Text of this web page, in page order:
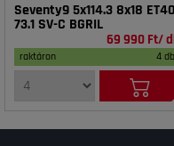
Seventy9 5x114.3 8x18 ET40
73.1 SV-C BGRIL
69 990 Ft/
raktáron 4 db